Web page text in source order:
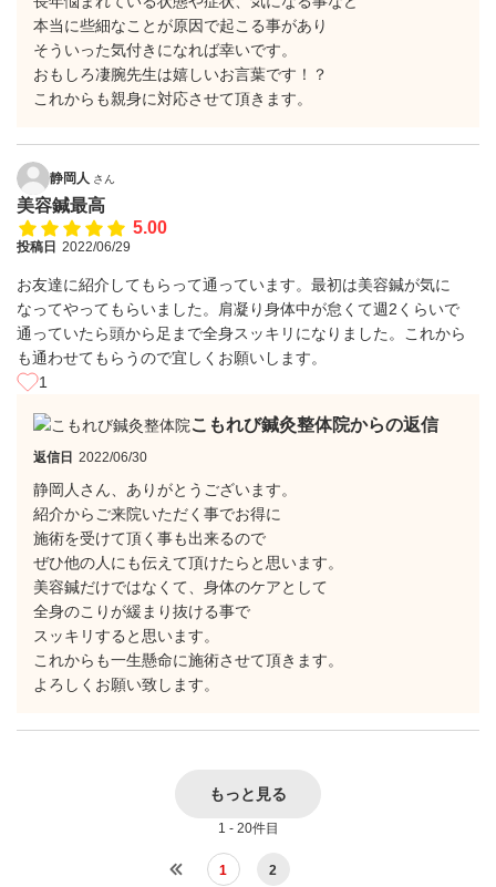
本当に些細なことが原因で起こる事があり
そういった気付きになれば幸いです。
おもしろ凄腕先生は嬉しいお言葉です！？
これからも親身に対応させて頂きます。
静岡人 さん
美容鍼最高
5.00
投稿日 2022/06/29
お友達に紹介してもらって通っています。最初は美容鍼が気に
なってやってもらいました。肩凝り身体中が怠くて週2くらいで
通っていたら頭から足まで全身スッキリになりました。これから
も通わせてもらうので宜しくお願いします。
1
こもれび鍼灸整体院からの返信
返信日 2022/06/30
静岡人さん、ありがとうございます。
紹介からご来院いただく事でお得に
施術を受けて頂く事も出来るので
ぜひ他の人にも伝えて頂けたらと思います。
美容鍼だけではなくて、身体のケアとして
全身のこりが緩まり抜ける事で
スッキリすると思います。
これからも一生懸命に施術させて頂きます。
よろしくお願い致します。
もっと見る
1 - 20件目
1 2